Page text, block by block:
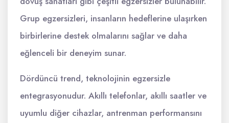
Grup egzersizleri, insanların hedeflerine ulaşırken
birbirlerine destek olmalarını sağlar ve daha
eğlenceli bir deneyim sunar.
Dördüncü trend, teknolojinin egzersizle
entegrasyonudur. Akıllı telefonlar, akıllı saatler ve
uyumlu diğer cihazlar, antrenman performansını